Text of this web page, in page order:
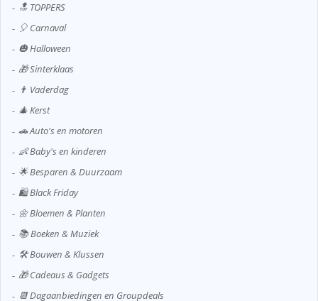
🔝 TOPPERS
🎈 Carnaval
🎃 Halloween
🎁 Sinterklaas
👨 Vaderdag
🎄 Kerst
🚗 Auto's en motoren
👶 Baby's en kinderen
🌟 Besparen & Duurzaam
🛍️ Black Friday
🌼 Bloemen & Planten
📚 Boeken & Muziek
🛠️ Bouwen & Klussen
🎁 Cadeaus & Gadgets
📆 Dagaanbiedingen en Groupdeals